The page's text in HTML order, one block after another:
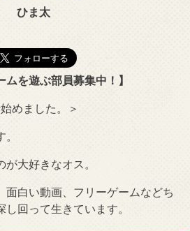
ひま太
ムを遊ぶ部員募集中！】
めました。＞
大好きなオス。
面白い動画、フリーゲームなどち
し回って生きています。